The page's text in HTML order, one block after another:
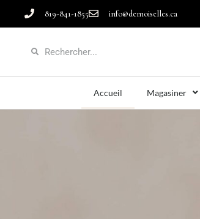
819-841-1855 info@demoiselles.ca
Accueil Magasiner